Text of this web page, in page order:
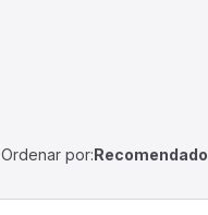
Ordenar por:Recomendado